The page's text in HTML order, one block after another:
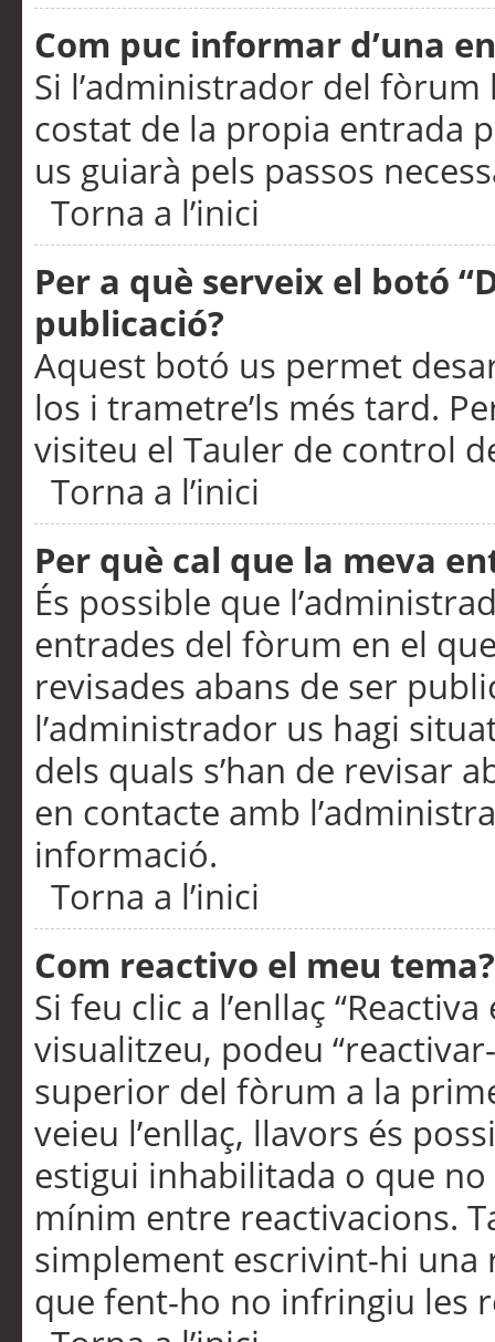
Com puc informar d’una
Si l’administrador del
costat de la propia entrada
us guiarà pels passos
Torna a l’inici
Per a què serveix el botó
publicació?
Aquest botó us permet
los i trametre’ls més tard.
visiteu el Tauler de control
Torna a l’inici
Per què cal que la meva
És possible que
entrades del fòrum en el
revisades abans de ser
l’administrador us hagi
dels quals s’han de revisar
en contacte amb
informació.
Torna a l’inici
Com reactivo el meu tema?
Si feu clic a l’enllaç
visualitzeu, podeu
superior del fòrum a la
veieu l’enllaç, llavors és
estigui inhabilitada o que
mínim entre reactivacions.
simplement escrivint-hi una
que fent-ho no infringiu les